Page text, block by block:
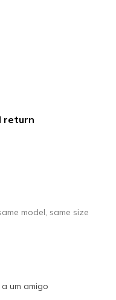
return
model, same size
um amigo